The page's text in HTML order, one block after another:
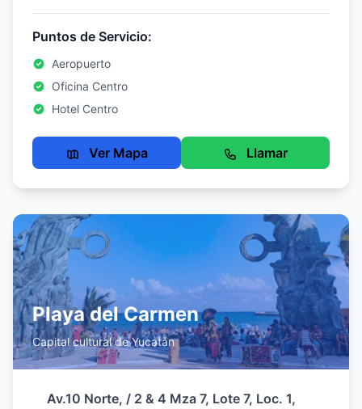
Puntos de Servicio:
Aeropuerto
Oficina Centro
Hotel Centro
Ver Mapa Llamar
Playa del Carmen
Capital cultural de Yucatán
Av.10 Norte, / 2 & 4 Mza 7, Lote 7, Loc. 1,